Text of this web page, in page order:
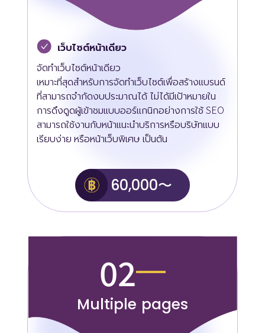
เว็บไซต์หน้าเดียว
จัดทำเว็บไซต์หน้าเดียว
เหมาะที่สุดสำหรับการจัดทำเว็บไซต์เพื่อสร้างแบรนด์
ที่สามารถจำกัดงบประมาณได้ ไม่ได้มีเป้าหมายใน
การดึงดูดผู้เข้าชมแบบออร์แกนิกอย่างการใช้ SEO
สามารถใช้งานกับหน้าแนะนำบริการหรือบริษัทแบบ
เรียบง่าย หรือหน้าเว็บพิเศษ เป็นต้น
60,000〜
02
Multiple pages